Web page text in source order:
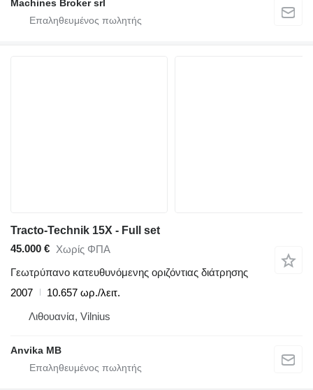
Machines Broker srl
Tracto-Technik 15X - Full set
45.000 € Χωρίς ΦΠΑ
Γεωτρύπανο κατευθυνόμενης οριζόντιας διάτρησης
2007
10.657 ωρ./λειτ.
Λιθουανία, Vilnius
Anvika MB